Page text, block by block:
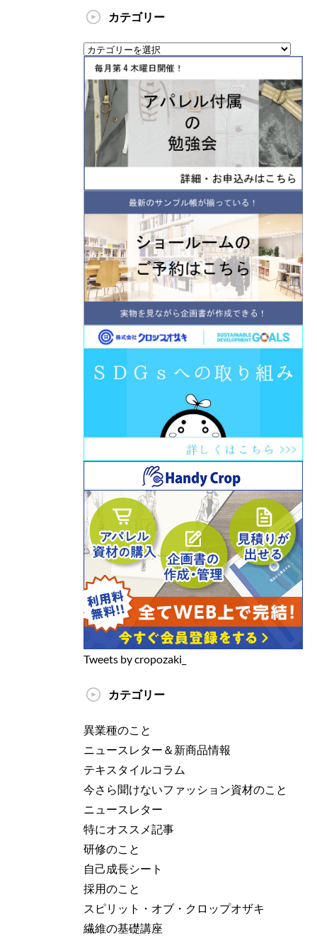
カテゴリー
Tweets by cropozaki_
カテゴリー
異業種のこと
ニュースレター＆新商品情報
テキスタイルコラム
今さら聞けないファッション資材のこと
ニュースレター
特にオススメ記事
研修のこと
自己成長シート
採用のこと
スピリット・オブ・クロップオザキ
繊維の基礎講座